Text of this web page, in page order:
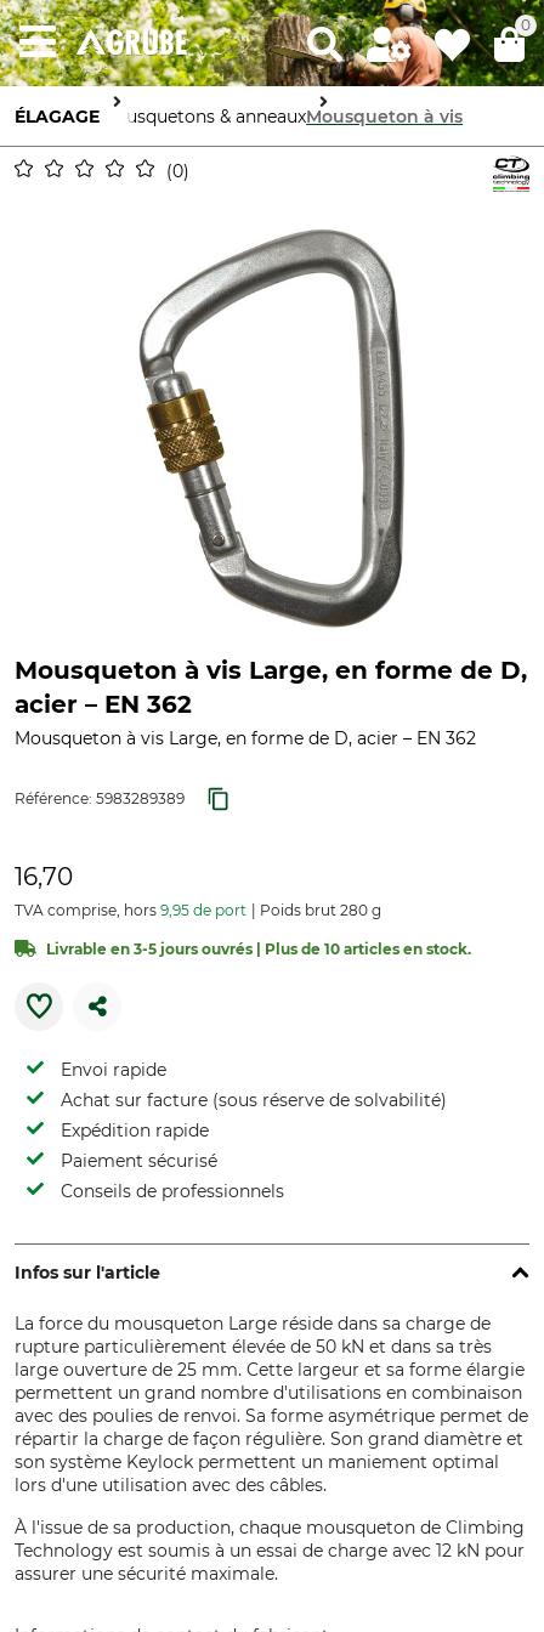
0
ÉLAGAGE Mousquetons & anneauxMousqueton à vis
0
Mousqueton à vis Large, en forme de D,
acier – EN 362
Mousqueton à vis Large, en forme de D, acier – EN 362
Référence: 5983289389
16,70
TVA comprise, hors 9,95 de port Poids brut 280 g
Livrable en 3-5 jours ouvrés | Plus de 10 articles en stock.
Envoi rapide
Achat sur facture (sous réserve de solvabilité)
Expédition rapide
Paiement sécurisé
Conseils de professionnels
Infos sur l'article
La force du mousqueton Large réside dans sa charge de
rupture particulièrement élevée de 50 kN et dans sa très
large ouverture de 25 mm. Cette largeur et sa forme élargie
permettent un grand nombre d'utilisations en combinaison
avec des poulies de renvoi. Sa forme asymétrique permet de
répartir la charge de façon régulière. Son grand diamètre et
son système Keylock permettent un maniement optimal
lors d'une utilisation avec des câbles.
À l'issue de sa production, chaque mousqueton de Climbing
Technology est soumis à un essai de charge avec 12 kN pour
assurer une sécurité maximale.